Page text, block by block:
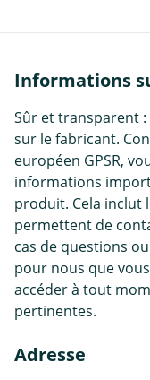
Informations
Sûr et transparent
sur le fabricant.
européen GPSR,
informations
produit. Cela inclut
permettent de
cas de questions
pour nous que
accéder à tout
pertinentes.
Adresse